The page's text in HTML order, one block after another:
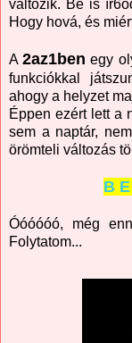
változik. Be is
Hogy hová, és
A2az1ben egy
funkciókkal
ahogy a helyzet
Éppen ezért lett a
sem a naptár,
örömteli változás
B
Óóóóóó, még
Folytatom...